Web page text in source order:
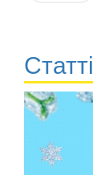
Статті